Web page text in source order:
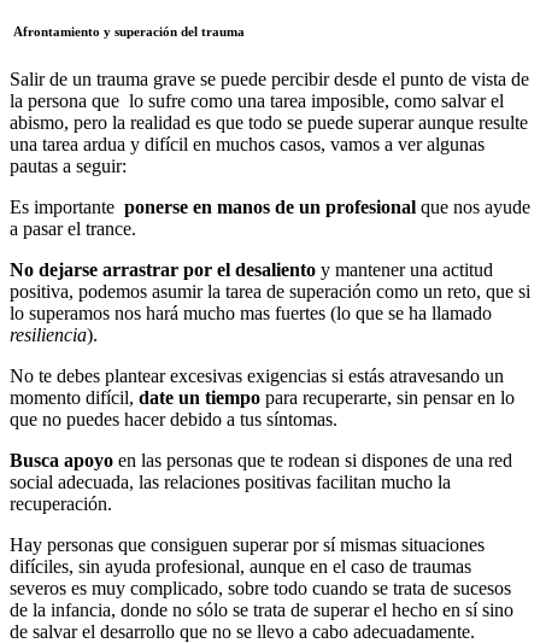
Afrontamiento y superación del trauma
Salir de un trauma grave se puede percibir desde el punto de vista de
la persona que lo sufre como una tarea imposible, como salvar el
abismo, pero la realidad es que todo se puede superar aunque resulte
una tarea ardua y difícil en muchos casos, vamos a ver algunas
pautas a seguir:
Es importante ponerse en manos de un profesional que nos ayude
a pasar el trance.
No dejarse arrastrar por el desaliento y mantener una actitud
positiva, podemos asumir la tarea de superación como un reto, que si
lo superamos nos hará mucho mas fuertes (lo que se ha llamado
resiliencia).
No te debes plantear excesivas exigencias si estás atravesando un
momento difícil, date un tiempo para recuperarte, sin pensar en lo
que no puedes hacer debido a tus síntomas.
Busca apoyo en las personas que te rodean si dispones de una red
social adecuada, las relaciones positivas facilitan mucho la
recuperación.
Hay personas que consiguen superar por sí mismas situaciones
difíciles, sin ayuda profesional, aunque en el caso de traumas
severos es muy complicado, sobre todo cuando se trata de sucesos
de la infancia, donde no sólo se trata de superar el hecho en sí sino
de salvar el desarrollo que no se llevo a cabo adecuadamente.